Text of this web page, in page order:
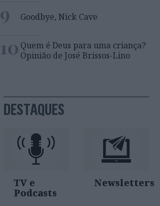
9 Goodbye, Nick Cave
10 Quem é Deus para uma criança?
Opinião de José Brissos-Lino
DESTAQUES
TV e
Podcasts
Newsletters